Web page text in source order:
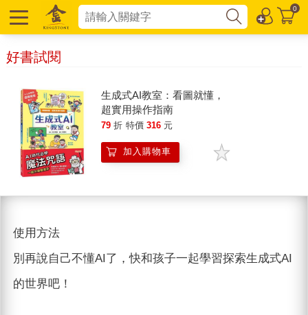
0
好書試閱
生成式AI教室：看圖就懂，
超實用操作指南
79 折 特價 316 元
加入購物車
使用方法
別再說自己不懂AI了，快和孩子一起學習探索生成式AI
的世界吧！